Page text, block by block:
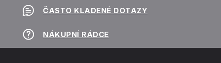
ČASTO KLADENÉ DOTAZY
NÁKUPNÍ RÁDCE